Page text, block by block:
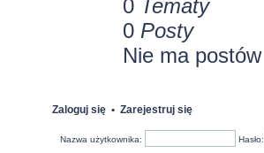
0 Tematy
0 Posty
Nie ma postów
Zaloguj się• Zarejestruj się
Nazwa użytkownika: Hasło: